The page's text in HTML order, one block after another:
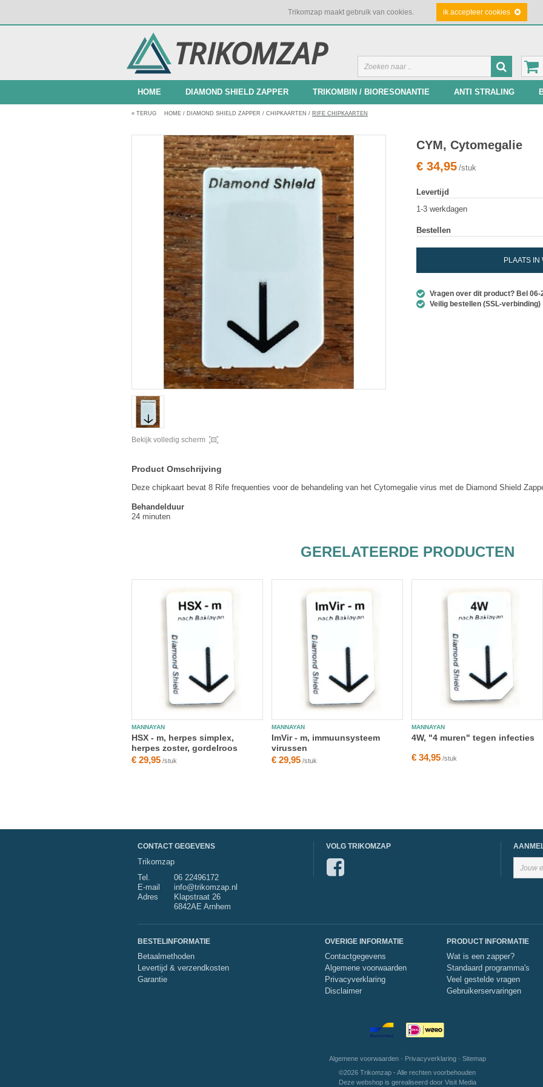
Trikomzap maakt gebruik van cookies. ik accepteer cookies
HOME DIAMOND SHIELD ZAPPER TRIKOMBIN / BIORESONANTIE ANTI STRALING
BUNDELAANBIEDINGEN
« TERUG HOME / DIAMOND SHIELD ZAPPER / CHIPKAARTEN / RIFE CHIPKAARTEN
Bekijk volledig scherm
CYM, Cytomegalie
€ 34,95 /stuk
Levertijd
1-3 werkdagen
Bestellen
PLAATS IN
Vragen over dit product? Bel 06-
Veilig bestellen (SSL-verbinding)
Product Omschrijving
Deze chipkaart bevat 8 Rife frequenties voor de behandeling van het Cytomegalie virus met de Diamond Shield
Behandelduur
24 minuten
GERELATEERDE PRODUCTEN
MANNAYAN
HSX - m, herpes simplex,
herpes zoster, gordelroos
€ 29,95 /stuk
MANNAYAN
ImVir - m, immuunsysteem
virussen
€ 29,95 /stuk
MANNAYAN
4W, "4 muren" tegen infecties
€ 34,95 /stuk
CONTACT GEGEVENS
Trikomzap
Tel.
06 22496172
E-mail
info@trikomzap.nl
Adres
Klapstraat 26
6842AE Arnhem
VOLG TRIKOMZAP
BESTELINFORMATIE
Betaalmethoden
Levertijd & verzendkosten
Garantie
OVERIGE INFORMATIE
Contactgegevens
Algemene voorwaarden
Privacyverklaring
Disclaimer
PRODUCT INFORMATIE
Wat is een zapper?
Standaard programma's
Veel gestelde vragen
Gebruikerservaringen
Algemene voorwaarden• Privacyverklaring• Sitemap
©2026 Trikomzap - Alle rechten voorbehouden
Deze webshop is gerealiseerd door Visit Media